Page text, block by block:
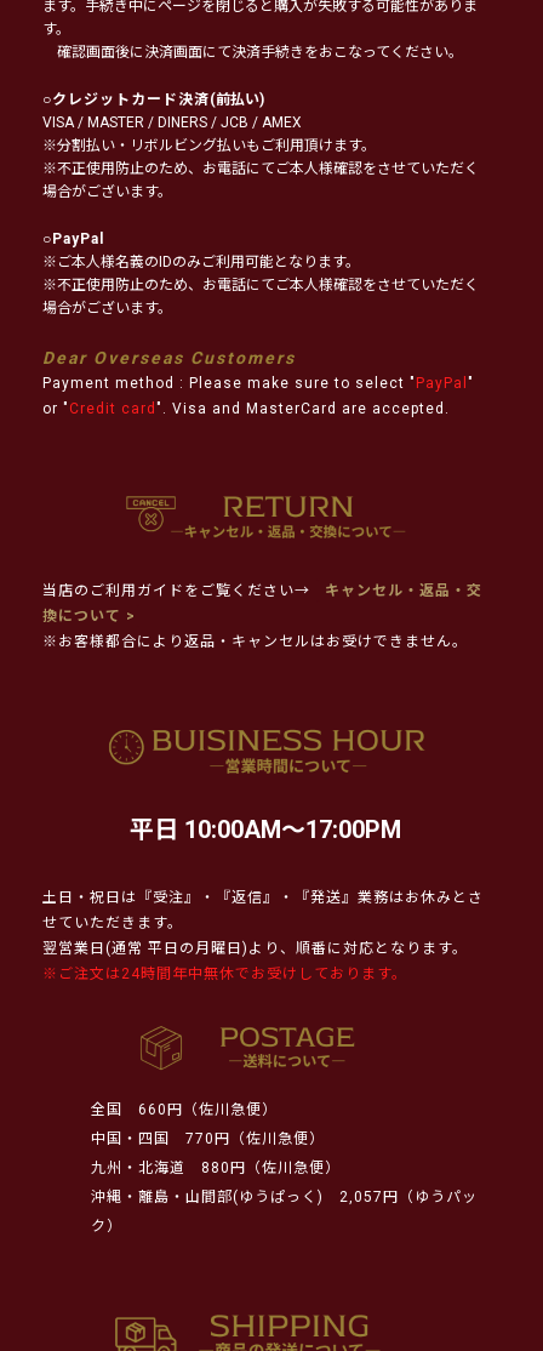
ます。手続き中にページを閉じると購入が失敗する可能性がありま
す。
確認画面後に決済画面にて決済手続きをおこなってください。
○クレジットカード決済(前払い)
VISA / MASTER / DINERS / JCB / AMEX
※分割払い・リボルビング払いもご利用頂けます。
※不正使用防止のため、お電話にてご本人様確認をさせていただく
場合がございます。
○PayPal
※ご本人様名義のIDのみご利用可能となります。
※不正使用防止のため、お電話にてご本人様確認をさせていただく
場合がございます。
Dear Overseas Customers
Payment method : Please make sure to select " PayPal "
or " Credit card ". Visa and MasterCard are accepted.
当店のご利用ガイドをご覧ください→
キャンセル・返品・交
換について >
※お客様都合により返品・キャンセルはお受けできません。
平日 10:00AM～17:00PM
土日・祝日は『受注』・『返信』・『発送』業務はお休みとさ
せていただきます。
翌営業日(通常 平日の月曜日)より、順番に対応となります。
※ご注文は24時間年中無休でお受けしております。
全国
660円（佐川急便）
中国・四国
770円（佐川急便）
九州・北海道
880円（佐川急便）
沖縄・離島・山間部(ゆうぱっく)
2,057円（ゆうパッ
ク）